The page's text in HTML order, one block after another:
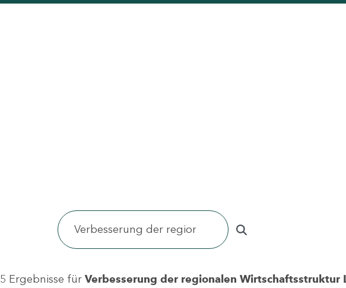
5 Ergebnisse für Verbesserung der regionalen Wirtschaftsstruktur